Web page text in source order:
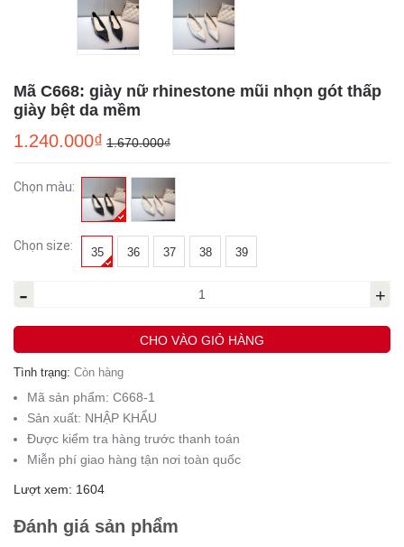
Mã C668: giày nữ rhinestone mũi nhọn gót thấp
giày bệt da mềm
1.240.000₫ 1.670.000₫
Chọn màu:
Chọn size: 35 36 37 38 39
- +
CHO VÀO GIỎ HÀNG
Tình trạng: Còn hàng
Mã sản phẩm: C668-1
Sản xuất: NHẬP KHẨU
Được kiểm tra hàng trước thanh toán
Miễn phí giao hàng tận nơi toàn quốc
Lượt xem: 1604
Đánh giá sản phẩm